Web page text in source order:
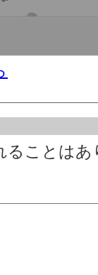
ることはあ